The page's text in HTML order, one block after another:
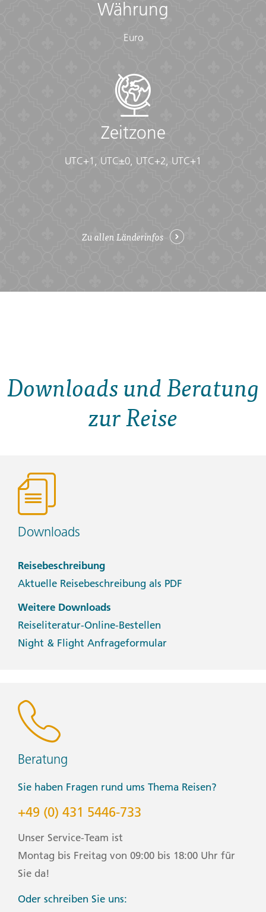
Währung
Euro
Zeitzone
UTC+1, UTC±0, UTC+2, UTC+1
Zu allen Länderinfos
Downloads und Beratung
zur Reise
Downloads
Reisebeschreibung
Aktuelle Reisebeschreibung als PDF
Weitere Downloads
Reiseliteratur-Online-Bestellen
Night & Flight Anfrageformular
Beratung
Sie haben Fragen rund ums Thema Reisen?
+49 (0) 431 5446-733
Unser Service-Team ist
Montag bis Freitag von 09:00 bis 18:00 Uhr für
Sie da!
Oder schreiben Sie uns: